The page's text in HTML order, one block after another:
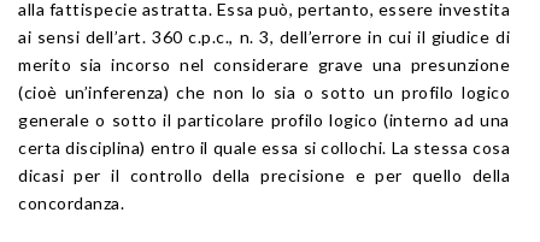
alla fattispecie astratta. Essa può, pertanto, essere investita
ai sensi dell’art. 360 c.p.c., n. 3, dell’errore in cui il giudice di
merito sia incorso nel considerare grave una presunzione
(cioè un’inferenza) che non lo sia o sotto un profilo logico
generale o sotto il particolare profilo logico (interno ad una
certa disciplina) entro il quale essa si collochi. La stessa cosa
dicasi per il controllo della precisione e per quello della
concordanza.